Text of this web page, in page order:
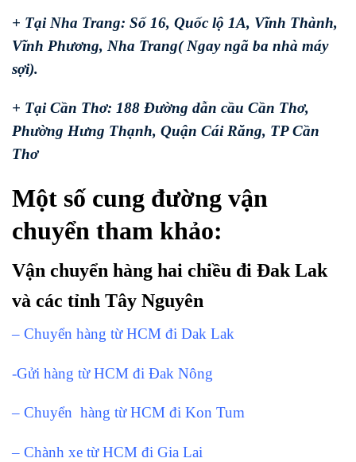
+ Tại Nha Trang: Số 16, Quốc lộ 1A, Vĩnh Thành,
Vĩnh Phương, Nha Trang( Ngay ngã ba nhà máy
sợi).
+ Tại Cần Thơ: 188 Đường dẫn cầu Cần Thơ,
Phường Hưng Thạnh, Quận Cái Răng, TP Cần
Thơ
Một số cung đường vận
chuyển tham khảo:
Vận chuyển hàng hai chiều đi Đak Lak
và các tỉnh Tây Nguyên
– Chuyển hàng từ HCM đi Dak Lak
-Gửi hàng từ HCM đi Đak Nông
– Chuyển hàng từ HCM đi Kon Tum
– Chành xe từ HCM đi Gia Lai